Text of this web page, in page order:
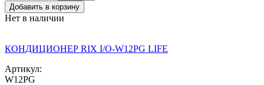
Добавить в корзину
Нет в наличии
КОНДИЦИОНЕР RIX I/O-W12PG LIFE
Артикул:
W12PG